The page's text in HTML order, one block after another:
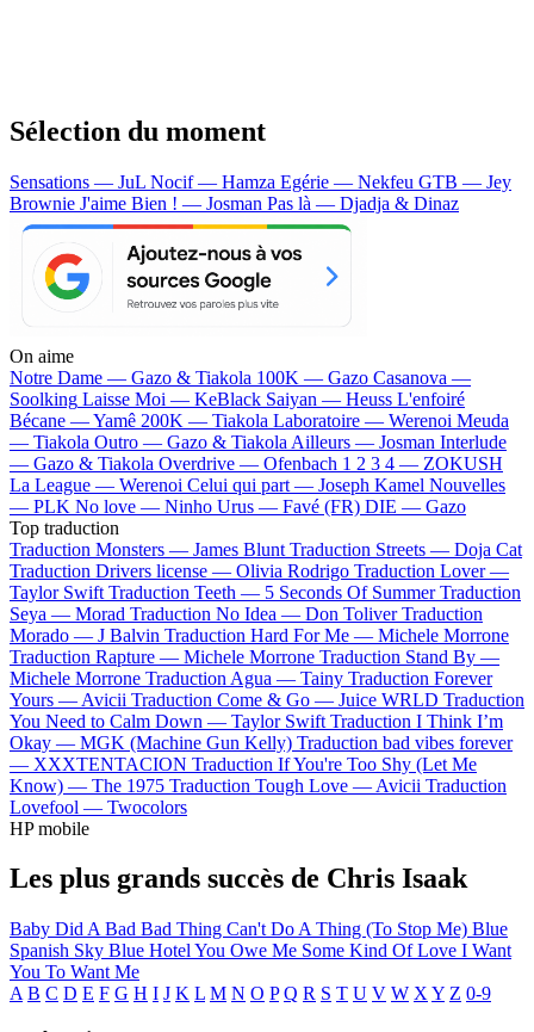
Sélection du moment
Sensations — JuL Nocif — Hamza Egérie — Nekfeu GTB — Jey
Brownie J'aime Bien ! — Josman Pas là — Djadja & Dinaz
On aime
Notre Dame — Gazo & Tiakola 100K — Gazo Casanova —
Soolking Laisse Moi — KeBlack Saiyan — Heuss L'enfoiré
Bécane —Yamê 200K — Tiakola Laboratoire — Werenoi Meuda
— Tiakola Outro — Gazo & Tiakola Ailleurs — Josman Interlude
— Gazo & Tiakola Overdrive — Ofenbach 1 2 3 4 — ZOKUSH
La League — Werenoi Celui qui part — Joseph Kamel Nouvelles
— PLK No love — Ninho Urus — Favé (FR) DIE — Gazo
Top traduction
Traduction Monsters — James Blunt Traduction Streets — Doja Cat
Traduction Drivers license — Olivia Rodrigo Traduction Lover —
Taylor Swift Traduction Teeth — 5 Seconds Of Summer Traduction
Seya — Morad Traduction No Idea — Don Toliver Traduction
Morado — J Balvin Traduction Hard For Me — Michele Morrone
Traduction Rapture — Michele Morrone Traduction Stand By —
Michele Morrone Traduction Agua — Tainy Traduction Forever
Yours — Avicii Traduction Come & Go — Juice WRLD Traduction
You Need to Calm Down — Taylor Swift Traduction I Think I’m
Okay — MGK (Machine Gun Kelly) Traduction bad vibes forever
— XXXTENTACION Traduction If You're Too Shy (Let Me
Know) — The 1975 Traduction Tough Love — Avicii Traduction
Lovefool — Twocolors
HP mobile
Les plus grands succès de Chris Isaak
Baby Did A Bad Bad Thing Can't Do A Thing (To Stop Me) Blue
Spanish Sky Blue Hotel You Owe Me Some Kind Of Love I Want
You To Want Me
A B C D E F G H I J K L M N O P Q R S T U V W X Y Z 0-9